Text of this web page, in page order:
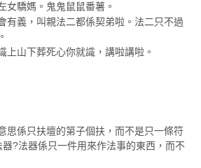
女驕媽。鬼鬼鼠鼠番薯。
有義，叫親法二都係契弟啦。法二只不過
上山下葬死心你就識，講啦講啦。
思係只扶壇的第子個扶，而不是只一條符
?法器係只一件用來作法事的東西，而不